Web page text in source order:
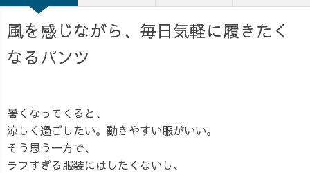
風を感じながら、毎日気軽に履きたく
なるパンツ
暑くなってくると、
涼しく過ごしたい。動きやすい服がいい。
そう思う一方で、
ラフすぎる服装にはしたくないし、